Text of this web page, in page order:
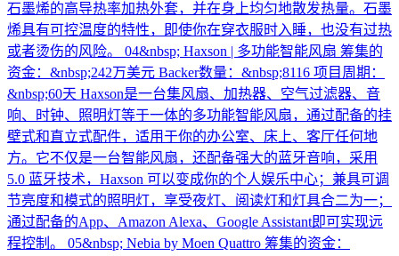
石墨烯的高导热率加热外套，并在身上均匀地散发热量。石墨
烯具有可控温度的特性，即使你在穿衣服时入睡，也没有过热
或者烫伤的风险。 04&nbsp; Haxson | 多功能智能风扇 筹集的
资金：&nbsp;242万美元 Backer数量：&nbsp;8116 项目周期：
&nbsp;60天 Haxson是一台集风扇、加热器、空气过滤器、音
响、时钟、照明灯等于一体的多功能智能风扇，通过配备的挂
壁式和直立式配件，适用于你的办公室、床上、客厅任何地
方。它不仅是一台智能风扇，还配备强大的蓝牙音响，采用
5.0 蓝牙技术，Haxson 可以变成你的个人娱乐中心；兼具可调
节亮度和模式的照明灯，享受夜灯、阅读灯和灯具合二为一；
通过配备的App、Amazon Alexa、Google Assistant即可实现远
程控制。 05&nbsp; Nebia by Moen Quattro 筹集的资金：